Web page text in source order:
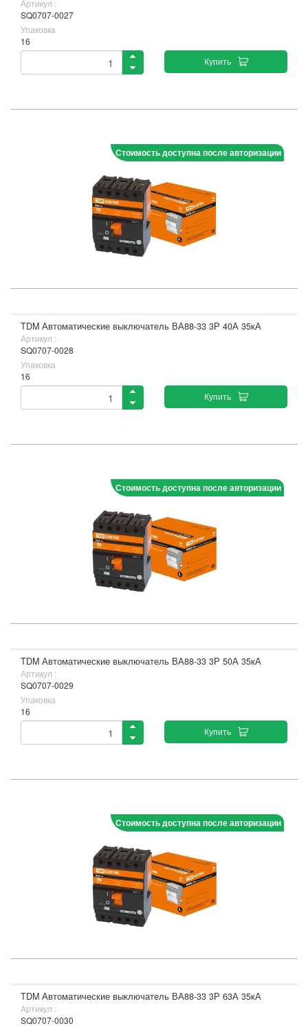
Артикул :
SQ0707-0027
Упаковка
16
Купить
Стоимость доступна после авторизации
TDM Автоматические выключатель ВА88-33 3Р 40А 35кА
Артикул :
SQ0707-0028
Упаковка
16
Купить
Стоимость доступна после авторизации
TDM Автоматические выключатель ВА88-33 3Р 50А 35кА
Артикул :
SQ0707-0029
Упаковка
16
Купить
Стоимость доступна после авторизации
TDM Автоматические выключатель ВА88-33 3Р 63А 35кА
Артикул :
SQ0707-0030